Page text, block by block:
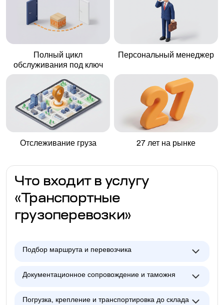
Полный цикл
обслуживания под ключ
Персональный менеджер
Отслеживание груза 27 лет на рынке
Что входит в услугу
«Транспортные
грузоперевозки»
Подбор маршрута и перевозчика
Документационное сопровождение и таможня
Погрузка, крепление и транспортировка до склада